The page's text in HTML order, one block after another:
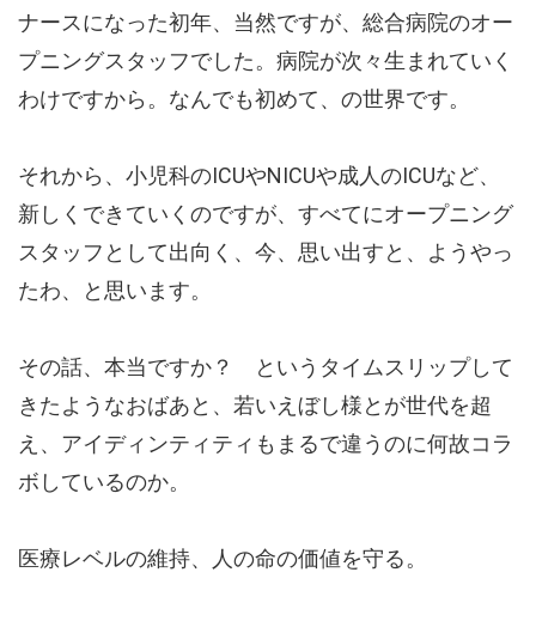
ナースになった初年、当然ですが、総合病院のオー
プニングスタッフでした。病院が次々生まれていく
わけですから。なんでも初めて、の世界です。
それから、小児科のICUやNICUや成人のICUなど、
新しくできていくのですが、すべてにオープニング
スタッフとして出向く、今、思い出すと、ようやっ
たわ、と思います。
その話、本当ですか？ というタイムスリップして
きたようなおばあと、若いえぼし様とが世代を超
え、アイディンティティもまるで違うのに何故コラ
ボしているのか。
医療レベルの維持、人の命の価値を守る。